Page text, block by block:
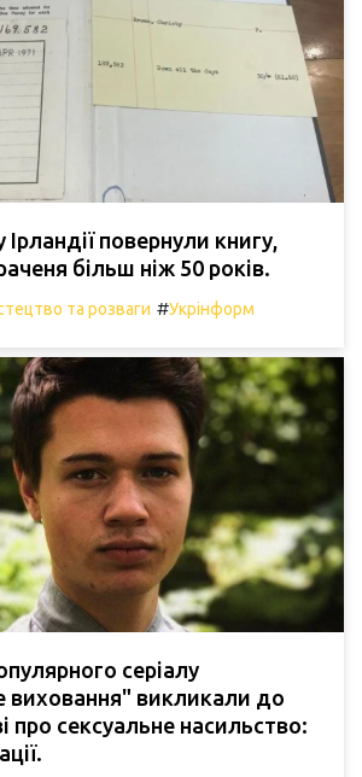
Ірландії повернули книгу,
більш ніж 50 років.
та розваги #Укрінформ
серіалу
виховання" викликали до
про сексуальне насильство: